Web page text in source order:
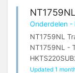
Onderdelen -
NT1759NL
NT1759NL -
Updated 1